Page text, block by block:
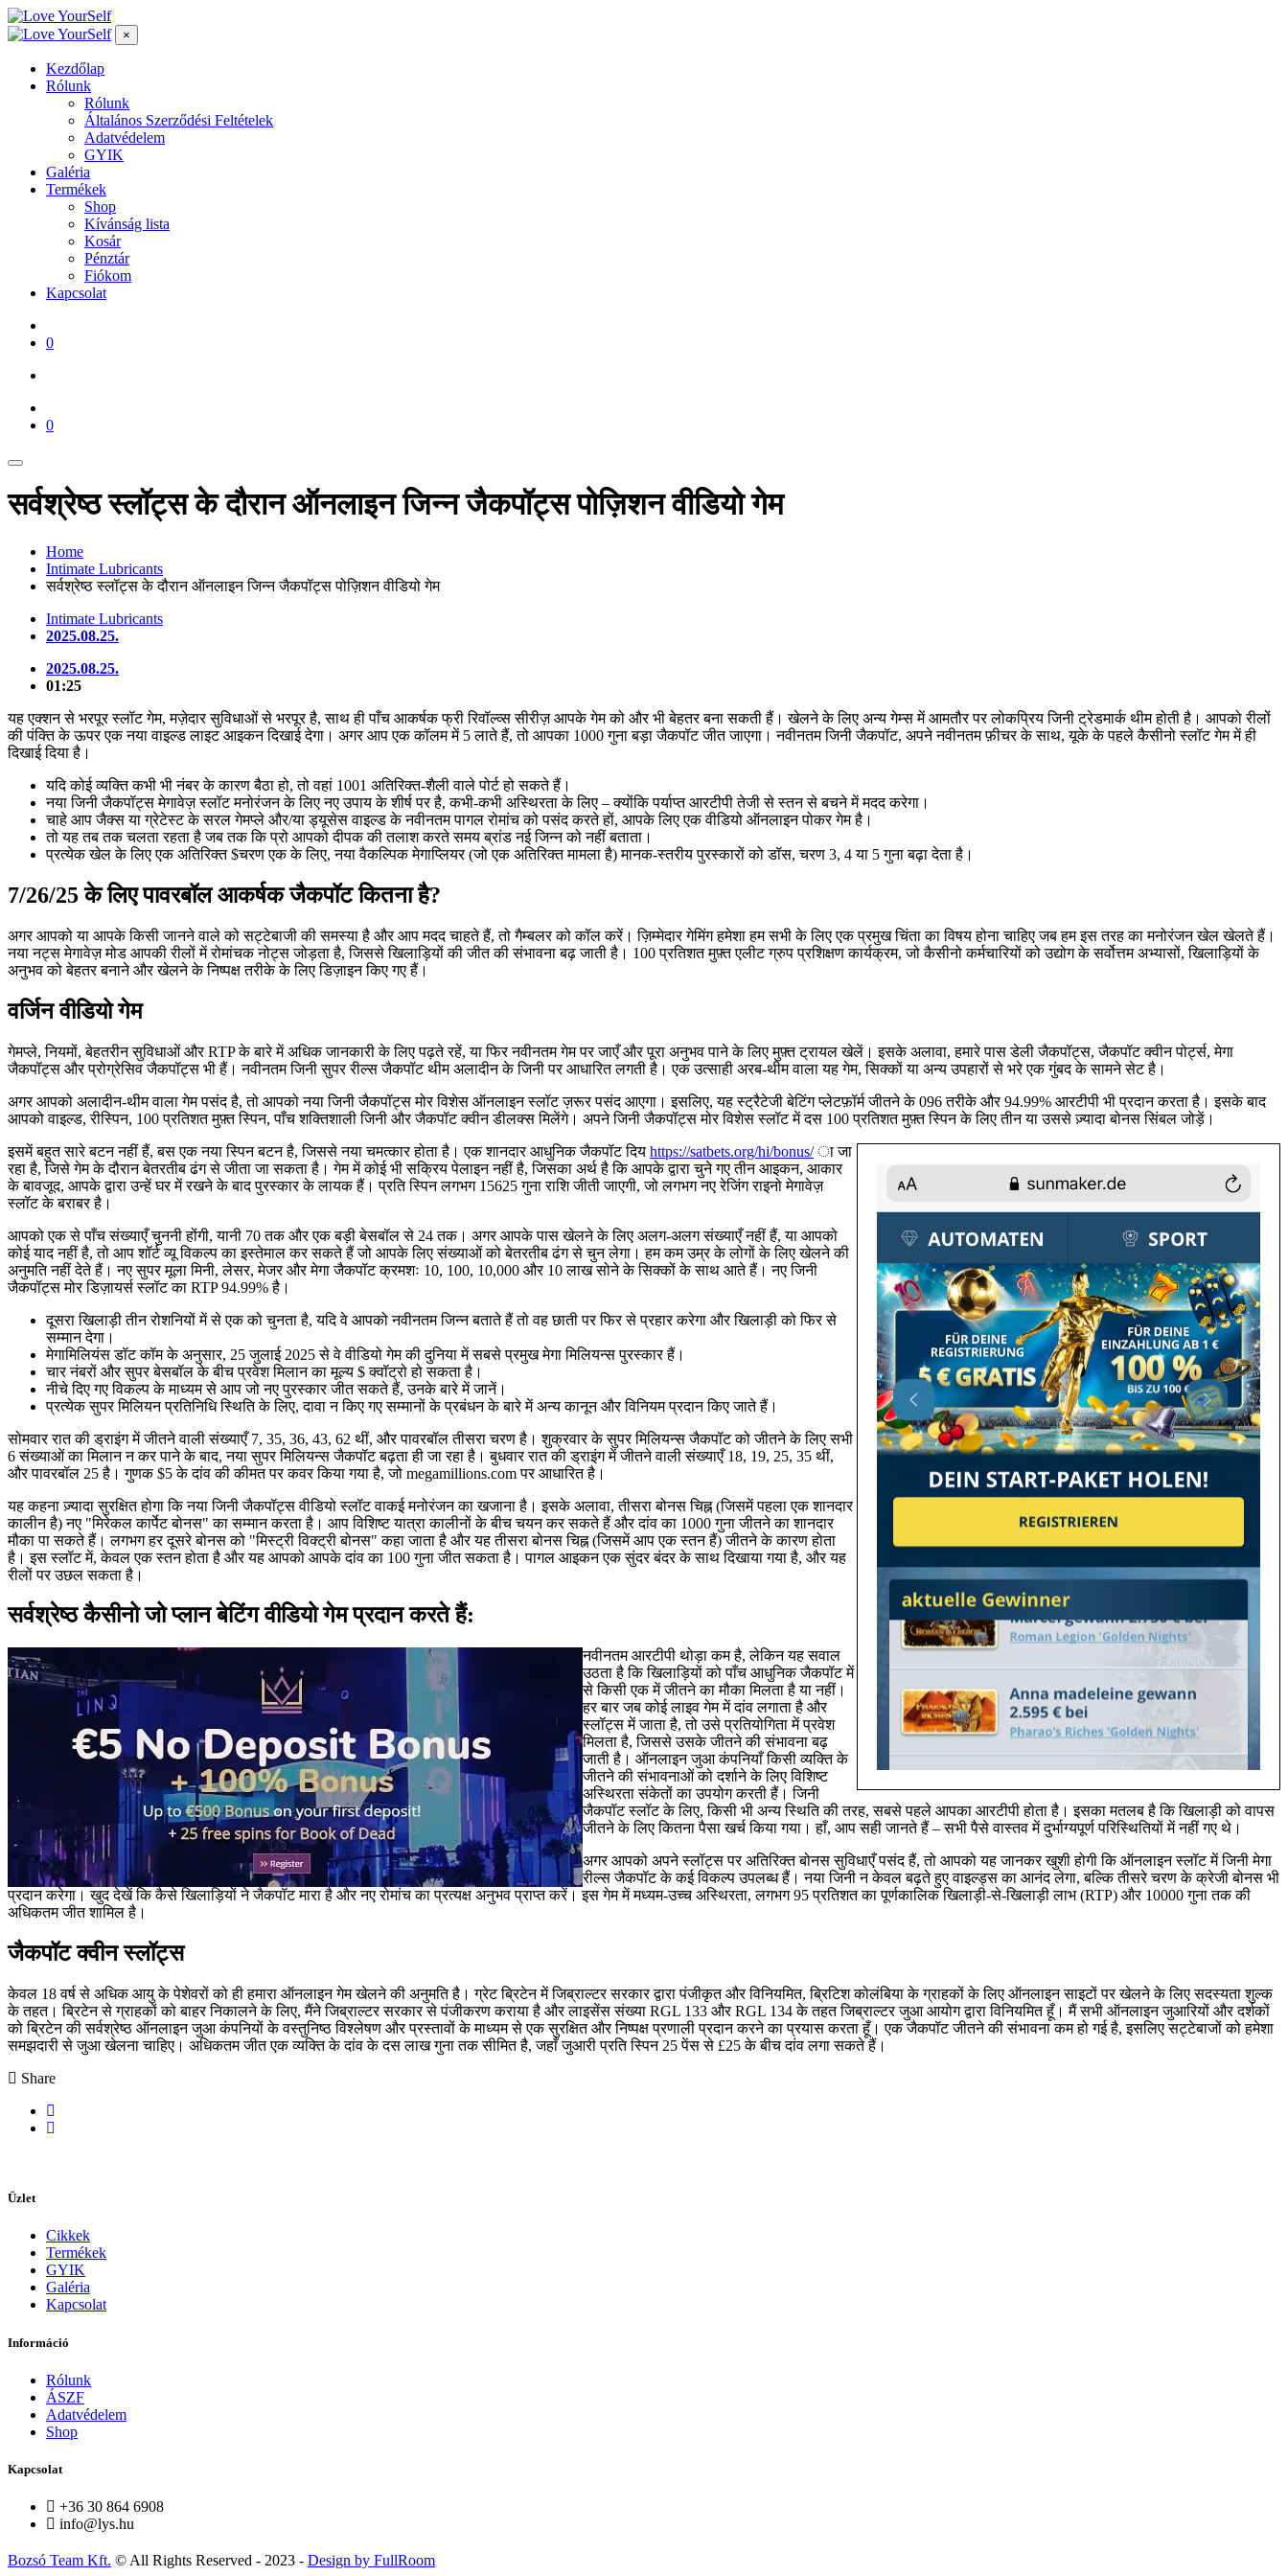
×
Kezdőlap
Rólunk
Rólunk
Általános Szerződési Feltételek
Adatvédelem
GYIK
Galéria
Termékek
Shop
Kívánság lista
Kosár
Pénztár
Fiókom
Kapcsolat
0
0
सर्वश्रेष्ठ स्लॉट्स के दौरान ऑनलाइन जिन्न जैकपॉट्स पोज़िशन वीडियो गेम
Home
Intimate Lubricants
सर्वश्रेष्ठ स्लॉट्स के दौरान ऑनलाइन जिन्न जैकपॉट्स पोज़िशन वीडियो गेम
Intimate Lubricants
2025.08.25.
2025.08.25.
01:25
यह एक्शन से भरपूर स्लॉट गेम, मज़ेदार सुविधाओं से भरपूर है, साथ ही पाँच आकर्षक फ्री रिवॉल्व्स सीरीज़ आपके गेम को और भी बेहतर बना सकती हैं। खेलने के लिए अन्य गेम्स में आमतौर पर लोकप्रिय जिनी ट्रेडमार्क थीम होती है। आपको रीलों
की पंक्ति के ऊपर एक नया वाइल्ड लाइट आइकन दिखाई देगा। अगर आप एक कॉलम में 5 लाते हैं, तो आपका 1000 गुना बड़ा जैकपॉट जीत जाएगा। नवीनतम जिनी जैकपॉट, अपने नवीनतम फ़ीचर के साथ, यूके के पहले कैसीनो स्लॉट गेम में ही
दिखाई दिया है।
यदि कोई व्यक्ति कभी भी नंबर के कारण बैठा हो, तो वहां 1001 अतिरिक्त-शैली वाले पोर्ट हो सकते हैं।
नया जिनी जैकपॉट्स मेगावेज़ स्लॉट मनोरंजन के लिए नए उपाय के शीर्ष पर है, कभी-कभी अस्थिरता के लिए – क्योंकि पर्याप्त आरटीपी तेजी से स्तन से बचने में मदद करेगा।
चाहे आप जैक्स या ग्रेटेस्ट के सरल गेमप्ले और/या ड्यूसेस वाइल्ड के नवीनतम पागल रोमांच को पसंद करते हों, आपके लिए एक वीडियो ऑनलाइन पोकर गेम है।
तो यह तब तक चलता रहता है जब तक कि प्रो आपको दीपक की तलाश करते समय ब्रांड नई जिन्न को नहीं बताता।
प्रत्येक खेल के लिए एक अतिरिक्त $चरण एक के लिए, नया वैकल्पिक मेगाप्लियर (जो एक अतिरिक्त मामला है) मानक-स्तरीय पुरस्कारों को डॉस, चरण 3, 4 या 5 गुना बढ़ा देता है।
7/26/25 के लिए पावरबॉल आकर्षक जैकपॉट कितना है?
अगर आपको या आपके किसी जानने वाले को सट्टेबाजी की समस्या है और आप मदद चाहते हैं, तो गैम्बलर को कॉल करें। ज़िम्मेदार गेमिंग हमेशा हम सभी के लिए एक प्रमुख चिंता का विषय होना चाहिए जब हम इस तरह का मनोरंजन खेल खेलते हैं।
नया नट्स मेगावेज़ मोड आपकी रीलों में रोमांचक नोट्स जोड़ता है, जिससे खिलाड़ियों की जीत की संभावना बढ़ जाती है। 100 प्रतिशत मुफ़्त एलीट ग्रुप प्रशिक्षण कार्यक्रम, जो कैसीनो कर्मचारियों को उद्योग के सर्वोत्तम अभ्यासों, खिलाड़ियों के
अनुभव को बेहतर बनाने और खेलने के निष्पक्ष तरीके के लिए डिज़ाइन किए गए हैं।
वर्जिन वीडियो गेम
गेमप्ले, नियमों, बेहतरीन सुविधाओं और RTP के बारे में अधिक जानकारी के लिए पढ़ते रहें, या फिर नवीनतम गेम पर जाएँ और पूरा अनुभव पाने के लिए मुफ़्त ट्रायल खेलें। इसके अलावा, हमारे पास डेली जैकपॉट्स, जैकपॉट क्वीन पोर्ट्स, मेगा
जैकपॉट्स और प्रोग्रेसिव जैकपॉट्स भी हैं। नवीनतम जिनी सुपर रील्स जैकपॉट थीम अलादीन के जिनी पर आधारित लगती है। एक उत्साही अरब-थीम वाला यह गेम, सिक्कों या अन्य उपहारों से भरे एक गुंबद के सामने सेट है।
अगर आपको अलादीन-थीम वाला गेम पसंद है, तो आपको नया जिनी जैकपॉट्स मोर विशेस ऑनलाइन स्लॉट ज़रूर पसंद आएगा। इसलिए, यह स्ट्रैटेजी बेटिंग प्लेटफ़ॉर्म जीतने के 096 तरीके और 94.99% आरटीपी भी प्रदान करता है। इसके बाद
आपको वाइल्ड, रीस्पिन, 100 प्रतिशत मुफ़्त स्पिन, पाँच शक्तिशाली जिनी और जैकपॉट क्वीन डीलक्स मिलेंगे। अपने जिनी जैकपॉट्स मोर विशेस स्लॉट में दस 100 प्रतिशत मुफ़्त स्पिन के लिए तीन या उससे ज़्यादा बोनस सिंबल जोड़ें।
इसमें बहुत सारे बटन नहीं हैं, बस एक नया स्पिन बटन है, जिससे नया चमत्कार होता है। एक शानदार आधुनिक जैकपॉट दिय https://satbets.org/hi/bonus/ा जा
रहा है, जिसे गेम के दौरान बेतरतीब ढंग से जीता जा सकता है। गेम में कोई भी सक्रिय पेलाइन नहीं है, जिसका अर्थ है कि आपके द्वारा चुने गए तीन आइकन, आकार
के बावजूद, आपके द्वारा उन्हें घर में रखने के बाद पुरस्कार के लायक हैं। प्रति स्पिन लगभग 15625 गुना राशि जीती जाएगी, जो लगभग नए रेजिंग राइनो मेगावेज़
स्लॉट के बराबर है।
आपको एक से पाँच संख्याएँ चुननी होंगी, यानी 70 तक और एक बड़ी बेसबॉल से 24 तक। अगर आपके पास खेलने के लिए अलग-अलग संख्याएँ नहीं हैं, या आपको
कोई याद नहीं है, तो आप शॉर्ट व्यू विकल्प का इस्तेमाल कर सकते हैं जो आपके लिए संख्याओं को बेतरतीब ढंग से चुन लेगा। हम कम उम्र के लोगों के लिए खेलने की
अनुमति नहीं देते हैं। नए सुपर मूला मिनी, लेसर, मेजर और मेगा जैकपॉट क्रमशः 10, 100, 10,000 और 10 लाख सोने के सिक्कों के साथ आते हैं। नए जिनी
जैकपॉट्स मोर डिज़ायर्स स्लॉट का RTP 94.99% है।
दूसरा खिलाड़ी तीन रोशनियों में से एक को चुनता है, यदि वे आपको नवीनतम जिन्न बताते हैं तो वह छाती पर फिर से प्रहार करेगा और खिलाड़ी को फिर से
सम्मान देगा।
मेगामिलियंस डॉट कॉम के अनुसार, 25 जुलाई 2025 से वे वीडियो गेम की दुनिया में सबसे प्रमुख मेगा मिलियन्स पुरस्कार हैं।
चार नंबरों और सुपर बेसबॉल के बीच प्रवेश मिलान का मूल्य $ क्वॉट्रो हो सकता है।
नीचे दिए गए विकल्प के माध्यम से आप जो नए पुरस्कार जीत सकते हैं, उनके बारे में जानें।
प्रत्येक सुपर मिलियन प्रतिनिधि स्थिति के लिए, दावा न किए गए सम्मानों के प्रबंधन के बारे में अन्य कानून और विनियम प्रदान किए जाते हैं।
सोमवार रात की ड्राइंग में जीतने वाली संख्याएँ 7, 35, 36, 43, 62 थीं, और पावरबॉल तीसरा चरण है। शुक्रवार के सुपर मिलियन्स जैकपॉट को जीतने के लिए सभी
6 संख्याओं का मिलान न कर पाने के बाद, नया सुपर मिलियन्स जैकपॉट बढ़ता ही जा रहा है। बुधवार रात की ड्राइंग में जीतने वाली संख्याएँ 18, 19, 25, 35 थीं,
और पावरबॉल 25 है। गुणक $5 के दांव की कीमत पर कवर किया गया है, जो megamillions.com पर आधारित है।
यह कहना ज़्यादा सुरक्षित होगा कि नया जिनी जैकपॉट्स वीडियो स्लॉट वाकई मनोरंजन का खजाना है। इसके अलावा, तीसरा बोनस चिह्न (जिसमें पहला एक शानदार
कालीन है) नए "मिरेकल कार्पेट बोनस" का सम्मान करता है। आप विशिष्ट यात्रा कालीनों के बीच चयन कर सकते हैं और दांव का 1000 गुना जीतने का शानदार
मौका पा सकते हैं। लगभग हर दूसरे बोनस को "मिस्ट्री विक्ट्री बोनस" कहा जाता है और यह तीसरा बोनस चिह्न (जिसमें आप एक स्तन हैं) जीतने के कारण होता
है। इस स्लॉट में, केवल एक स्तन होता है और यह आपको आपके दांव का 100 गुना जीत सकता है। पागल आइकन एक सुंदर बंदर के साथ दिखाया गया है, और यह
रीलों पर उछल सकता है।
सर्वश्रेष्ठ कैसीनो जो प्लान बेटिंग वीडियो गेम प्रदान करते हैं:
नवीनतम आरटीपी थोड़ा कम है, लेकिन यह सवाल
उठता है कि खिलाड़ियों को पाँच आधुनिक जैकपॉट में
से किसी एक में जीतने का मौका मिलता है या नहीं।
हर बार जब कोई लाइव गेम में दांव लगाता है और
स्लॉट्स में जाता है, तो उसे प्रतियोगिता में प्रवेश
मिलता है, जिससे उसके जीतने की संभावना बढ़
जाती है। ऑनलाइन जुआ कंपनियाँ किसी व्यक्ति के
जीतने की संभावनाओं को दर्शाने के लिए विशिष्ट
अस्थिरता संकेतों का उपयोग करती हैं। जिनी
जैकपॉट स्लॉट के लिए, किसी भी अन्य स्थिति की तरह, सबसे पहले आपका आरटीपी होता है। इसका मतलब है कि खिलाड़ी को वापस
जीतने के लिए कितना पैसा खर्च किया गया। हाँ, आप सही जानते हैं – सभी पैसे वास्तव में दुर्भाग्यपूर्ण परिस्थितियों में नहीं गए थे।
अगर आपको अपने स्लॉट्स पर अतिरिक्त बोनस सुविधाएँ पसंद हैं, तो आपको यह जानकर खुशी होगी कि ऑनलाइन स्लॉट में जिनी मेगा
रील्स जैकपॉट के कई विकल्प उपलब्ध हैं। नया जिनी न केवल बढ़ते हुए वाइल्ड्स का आनंद लेगा, बल्कि तीसरे चरण के क्रेजी बोनस भी
प्रदान करेगा। खुद देखें कि कैसे खिलाड़ियों ने जैकपॉट मारा है और नए रोमांच का प्रत्यक्ष अनुभव प्राप्त करें। इस गेम में मध्यम-उच्च अस्थिरता, लगभग 95 प्रतिशत का पूर्णकालिक खिलाड़ी-से-खिलाड़ी लाभ (RTP) और 10000 गुना तक की
अधिकतम जीत शामिल है।
जैकपॉट क्वीन स्लॉट्स
केवल 18 वर्ष से अधिक आयु के पेशेवरों को ही हमारा ऑनलाइन गेम खेलने की अनुमति है। ग्रेट ब्रिटेन में जिब्राल्टर सरकार द्वारा पंजीकृत और विनियमित, ब्रिटिश कोलंबिया के ग्राहकों के लिए ऑनलाइन साइटों पर खेलने के लिए सदस्यता शुल्क
के तहत। ब्रिटेन से ग्राहकों को बाहर निकालने के लिए, मैंने जिब्राल्टर सरकार से पंजीकरण कराया है और लाइसेंस संख्या RGL 133 और RGL 134 के तहत जिब्राल्टर जुआ आयोग द्वारा विनियमित हूँ। मैं सभी ऑनलाइन जुआरियों और दर्शकों
को ब्रिटेन की सर्वश्रेष्ठ ऑनलाइन जुआ कंपनियों के वस्तुनिष्ठ विश्लेषण और प्रस्तावों के माध्यम से एक सुरक्षित और निष्पक्ष प्रणाली प्रदान करने का प्रयास करता हूँ। एक जैकपॉट जीतने की संभावना कम हो गई है, इसलिए सट्टेबाजों को हमेशा
समझदारी से जुआ खेलना चाहिए। अधिकतम जीत एक व्यक्ति के दांव के दस लाख गुना तक सीमित है, जहाँ जुआरी प्रति स्पिन 25 पेंस से £25 के बीच दांव लगा सकते हैं।
Share
Üzlet
Cikkek
Termékek
GYIK
Galéria
Kapcsolat
Információ
Rólunk
ÁSZF
Adatvédelem
Shop
Kapcsolat
+36 30 864 6908
info@lys.hu
Bozsó Team Kft. © All Rights Reserved - 2023 - Design by FullRoom